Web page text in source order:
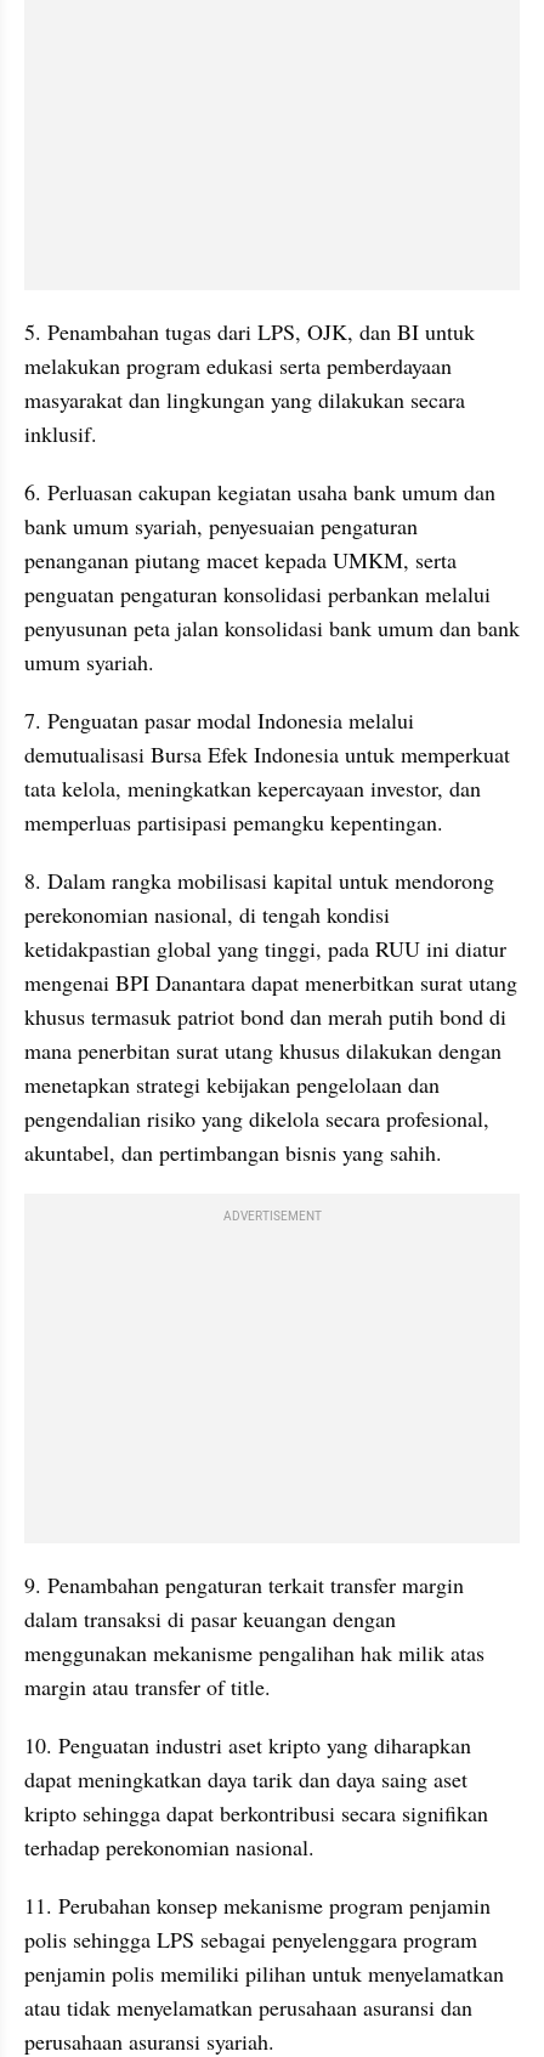
5. Penambahan tugas dari LPS, OJK, dan BI untuk
melakukan program edukasi serta pemberdayaan
masyarakat dan lingkungan yang dilakukan secara
inklusif.
6. Perluasan cakupan kegiatan usaha bank umum dan
bank umum syariah, penyesuaian pengaturan
penanganan piutang macet kepada UMKM, serta
penguatan pengaturan konsolidasi perbankan melalui
penyusunan peta jalan konsolidasi bank umum dan bank
umum syariah.
7. Penguatan pasar modal Indonesia melalui
demutualisasi Bursa Efek Indonesia untuk memperkuat
tata kelola, meningkatkan kepercayaan investor, dan
memperluas partisipasi pemangku kepentingan.
8. Dalam rangka mobilisasi kapital untuk mendorong
perekonomian nasional, di tengah kondisi
ketidakpastian global yang tinggi, pada RUU ini diatur
mengenai BPI Danantara dapat menerbitkan surat utang
khusus termasuk patriot bond dan merah putih bond di
mana penerbitan surat utang khusus dilakukan dengan
menetapkan strategi kebijakan pengelolaan dan
pengendalian risiko yang dikelola secara profesional,
akuntabel, dan pertimbangan bisnis yang sahih.
ADVERTISEMENT
9. Penambahan pengaturan terkait transfer margin
dalam transaksi di pasar keuangan dengan
menggunakan mekanisme pengalihan hak milik atas
margin atau transfer of title.
10. Penguatan industri aset kripto yang diharapkan
dapat meningkatkan daya tarik dan daya saing aset
kripto sehingga dapat berkontribusi secara signifikan
terhadap perekonomian nasional.
11. Perubahan konsep mekanisme program penjamin
polis sehingga LPS sebagai penyelenggara program
penjamin polis memiliki pilihan untuk menyelamatkan
atau tidak menyelamatkan perusahaan asuransi dan
perusahaan asuransi syariah.